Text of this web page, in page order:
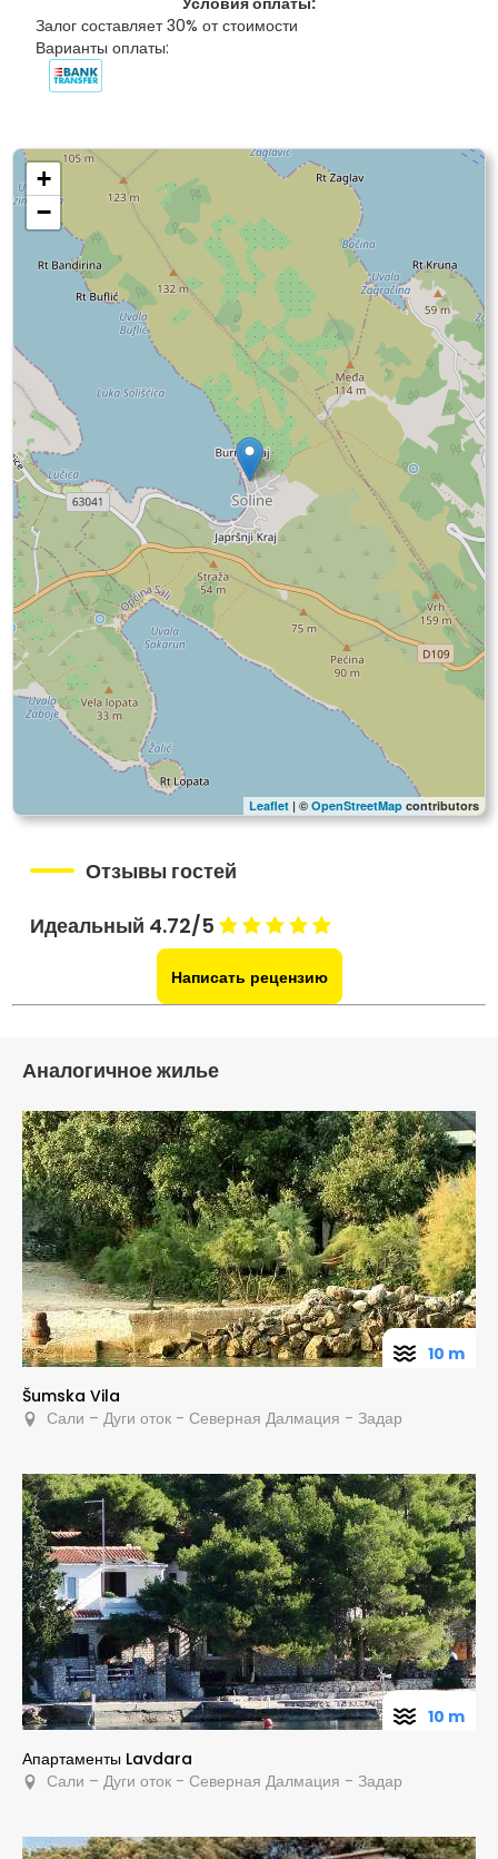
Залог составляет 30% от стоимости
Варианты оплаты:
+
−
Leaflet | ©OpenStreetMap contributors
Отзывы гостей
Идеальный 4.72/5
Написать рецензию
Аналогичное жилье
Šumska Vila
Сали – Дуги оток - Северная Далмация - Задар
10 m
Апартаменты Lavdara
Сали – Дуги оток - Северная Далмация - Задар
10 m